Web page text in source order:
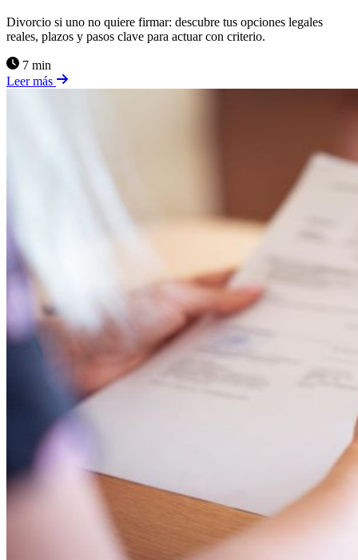
Divorcio si uno no quiere firmar: descubre tus opciones legales
reales, plazos y pasos clave para actuar con criterio.
7 min
Leer más